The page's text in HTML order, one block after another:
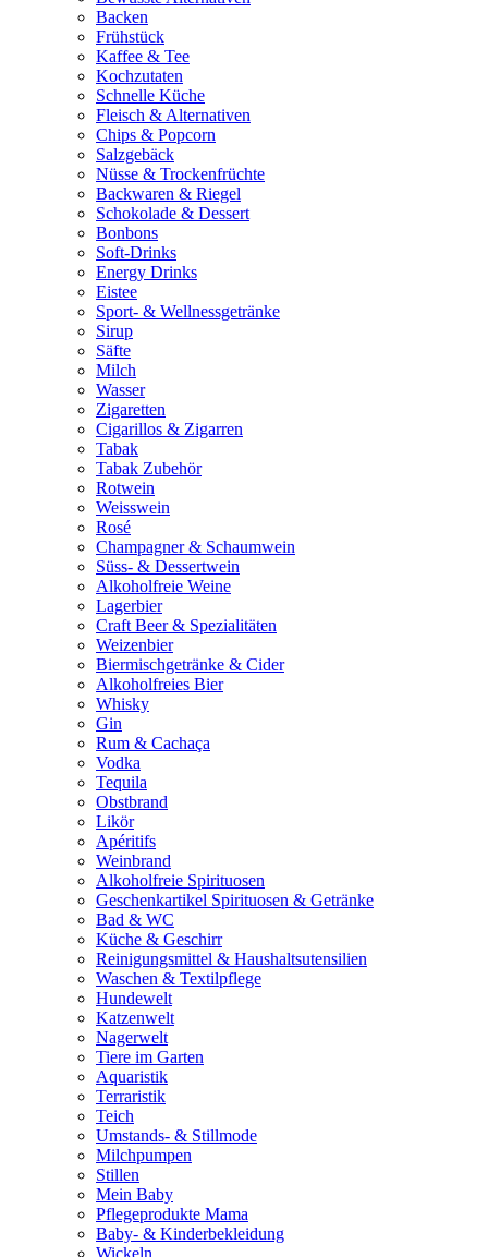
Backen
Frühstück
Kaffee & Tee
Kochzutaten
Schnelle Küche
Fleisch & Alternativen
Chips & Popcorn
Salzgebäck
Nüsse & Trockenfrüchte
Backwaren & Riegel
Schokolade & Dessert
Bonbons
Soft-Drinks
Energy Drinks
Eistee
Sport- & Wellnessgetränke
Sirup
Säfte
Milch
Wasser
Zigaretten
Cigarillos & Zigarren
Tabak
Tabak Zubehör
Rotwein
Weisswein
Rosé
Champagner & Schaumwein
Süss- & Dessertwein
Alkoholfreie Weine
Lagerbier
Craft Beer & Spezialitäten
Weizenbier
Biermischgetränke & Cider
Alkoholfreies Bier
Whisky
Gin
Rum & Cachaça
Vodka
Tequila
Obstbrand
Likör
Apéritifs
Weinbrand
Alkoholfreie Spirituosen
Geschenkartikel Spirituosen & Getränke
Bad & WC
Küche & Geschirr
Reinigungsmittel & Haushaltsutensilien
Waschen & Textilpflege
Hundewelt
Katzenwelt
Nagerwelt
Tiere im Garten
Aquaristik
Terraristik
Teich
Umstands- & Stillmode
Milchpumpen
Stillen
Mein Baby
Pflegeprodukte Mama
Baby- & Kinderbekleidung
Wickeln